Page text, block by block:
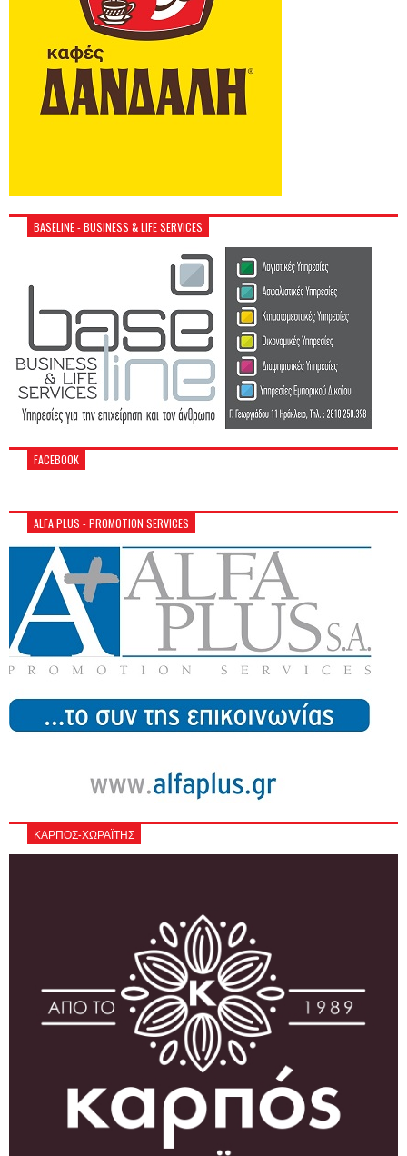
BASELINE - BUSINESS & LIFE SERVICES
FACEBOOK
ALFA PLUS - PROMOTION SERVICES
ΚΑΡΠΟΣ-ΧΩΡΑΪΤΗΣ